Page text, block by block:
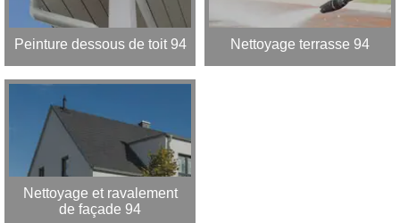
Peinture dessous de toit 94 Nettoyage terrasse 94
Nettoyage et ravalement
de façade 94